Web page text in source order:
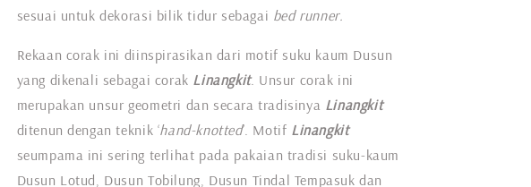
sesuai untuk dekorasi bilik tidur sebagai bed runner.
Rekaan corak ini diinspirasikan dari motif suku kaum Dusun
yang dikenali sebagai corak Linangkit. Unsur corak ini
merupakan unsur geometri dan secara tradisinya Linangkit
ditenun dengan teknik ‘hand-knotted’. Motif Linangkit
seumpama ini sering terlihat pada pakaian tradisi suku-kaum
Dusun Lotud, Dusun Tobilung, Dusun Tindal Tempasuk dan